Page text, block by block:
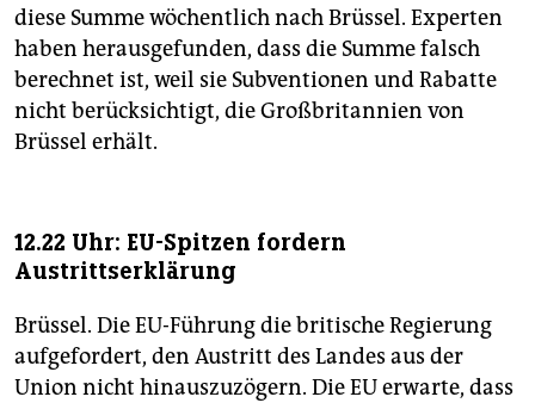
diese Summe wöchentlich nach Brüssel. Experten
haben herausgefunden, dass die Summe falsch
berechnet ist, weil sie Subventionen und Rabatte
nicht berücksichtigt, die Großbritannien von
Brüssel erhält.
12.22 Uhr: EU-Spitzen fordern
Austrittserklärung
Brüssel. Die EU-Führung die britische Regierung
aufgefordert, den Austritt des Landes aus der
Union nicht hinauszuzögern. Die EU erwarte, dass